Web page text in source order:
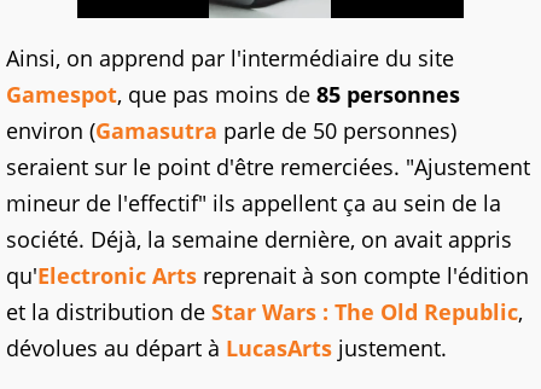
Ainsi, on apprend par l'intermédiaire du site
Gamespot, que pas moins de 85 personnes
environ (Gamasutra parle de 50 personnes)
seraient sur le point d'être remerciées. "Ajustement
mineur de l'effectif" ils appellent ça au sein de la
société. Déjà, la semaine dernière, on avait appris
qu'Electronic Arts reprenait à son compte l'édition
et la distribution de Star Wars : The Old Republic,
dévolues au départ à LucasArts justement.